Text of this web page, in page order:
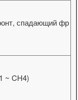
спадающий фр
~ CH4)